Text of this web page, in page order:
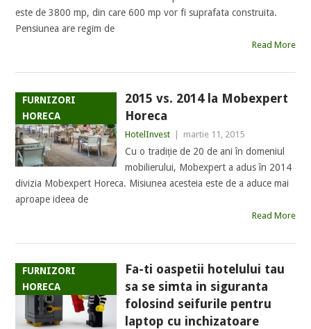
este de 3800 mp, din care 600 mp vor fi suprafata construita.
Pensiunea are regim de
Read More
FURNIZORI
HORECA
2015 vs. 2014 la Mobexpert
Horeca
HotelInvest martie 11, 2015
Cu o tradiție de 20 de ani în domeniul
mobilierului, Mobexpert a adus în 2014
divizia Mobexpert Horeca. Misiunea acesteia este de a aduce mai
aproape ideea de
Read More
FURNIZORI
HORECA
Fa-ti oaspetii hotelului tau
sa se simta in siguranta
folosind seifurile pentru
laptop cu inchizatoare